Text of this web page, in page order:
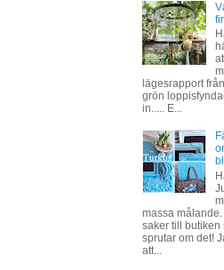
lägesrapport
grön
in..... E...
massa
saker till butiken
sprutar om det!
att...